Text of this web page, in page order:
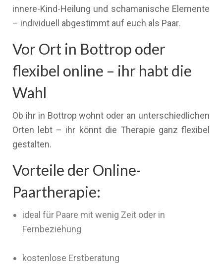
innere-Kind-Heilung und schamanische Elemente
– individuell abgestimmt auf euch als Paar.
Vor Ort in Bottrop oder
flexibel online – ihr habt die
Wahl
Ob ihr in Bottrop wohnt oder an unterschiedlichen
Orten lebt – ihr könnt die Therapie ganz flexibel
gestalten.
Vorteile der Online-
Paartherapie:
ideal für Paare mit wenig Zeit oder in
Fernbeziehung
kostenlose Erstberatung